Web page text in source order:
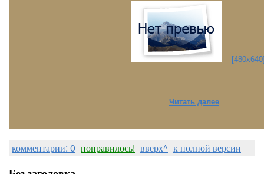
Читать далее
комментарии: 0 понравилось! вверх^ к полной версии